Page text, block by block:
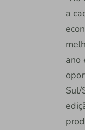
a
ano
Sul/